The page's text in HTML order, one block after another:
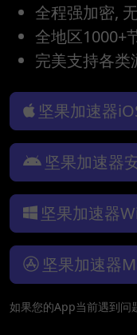
全程强加密,
全地区1000+
完美支持各
坚果加速器
坚果加速器
坚果加速器
坚果加速器
如果您的App当前遇到问